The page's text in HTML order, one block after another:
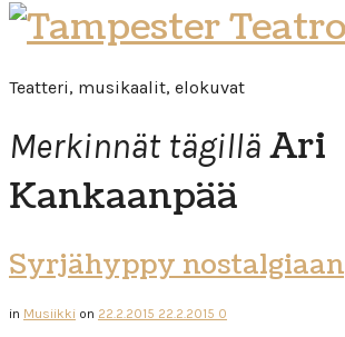
Tampester
Teatro
Teatteri, musikaalit, elokuvat
Merkinnät tägillä Ari
Kankaanpää
Syrjähyppy nostalgiaan
in Musiikki on 22.2.2015 22.2.2015 0